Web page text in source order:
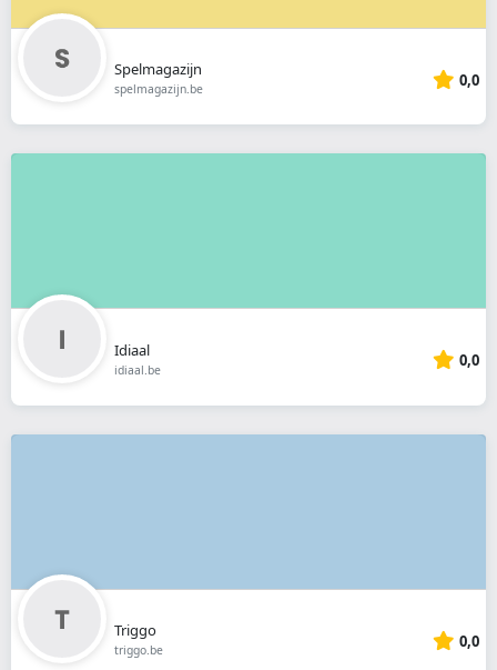
Spelmagazijn
spelmagazijn.be 0,0
Idiaal
idiaal.be 0,0
Triggo
triggo.be 0,0